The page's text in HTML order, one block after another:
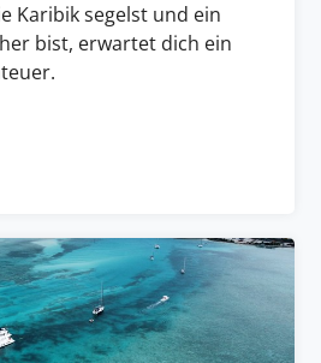
Karibik segelst und ein
bist, erwartet dich ein